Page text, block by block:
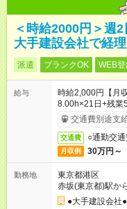
＜時給2000円＞週
大手建設会社で経
派遣 ブランクOK WEB
給与
時給2,000円【月
8.00h×21日+残業
交通費別途支
交通費 ○通勤交
月収例 30万円～
勤務地
東京都港区
赤坂(東京都)駅か
●大手建設会社●